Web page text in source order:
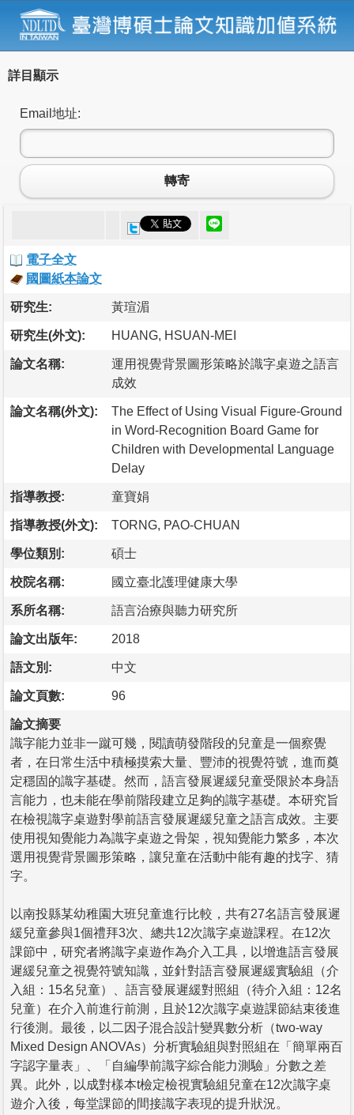
詳目顯示
Email地址:
轉寄
電子全文
國圖紙本論文
研究生: 黃瑄湄
研究生(外文): HUANG, HSUAN-MEI
論文名稱:
運用視覺背景圖形策略於識字桌遊之語言
成效
論文名稱(外文):
The Effect of Using Visual Figure-Ground
in Word-Recognition Board Game for
Children with Developmental Language
Delay
指導教授: 童寶娟
指導教授(外文): TORNG, PAO-CHUAN
學位類別: 碩士
校院名稱: 國立臺北護理健康大學
系所名稱: 語言治療與聽力研究所
論文出版年: 2018
語文別: 中文
論文頁數: 96
論文摘要
識字能力並非一蹴可幾，閱讀萌發階段的兒童是一個察覺
者，在日常生活中積極摸索大量、豐沛的視覺符號，進而奠
定穩固的識字基礎。然而，語言發展遲緩兒童受限於本身語
言能力，也未能在學前階段建立足夠的識字基礎。本研究旨
在檢視識字桌遊對學前語言發展遲緩兒童之語言成效。主要
使用視知覺能力為識字桌遊之骨架，視知覺能力繁多，本次
選用視覺背景圖形策略，讓兒童在活動中能有趣的找字、猜
字。
以南投縣某幼稚園大班兒童進行比較，共有27名語言發展遲
緩兒童參與1個禮拜3次、總共12次識字桌遊課程。在12次
課節中，研究者將識字桌遊作為介入工具，以增進語言發展
遲緩兒童之視覺符號知識，並針對語言發展遲緩實驗組（介
入組：15名兒童）、語言發展遲緩對照組（待介入組：12名
兒童）在介入前進行前測，且於12次識字桌遊課節結束後進
行後測。最後，以二因子混合設計變異數分析（two-way
Mixed Design ANOVAs）分析實驗組與對照組在「簡單兩百
字認字量表」、「自編學前識字綜合能力測驗」分數之差
異。此外，以成對樣本t檢定檢視實驗組兒童在12次識字桌
遊介入後，每堂課節的間接識字表現的提升狀況。